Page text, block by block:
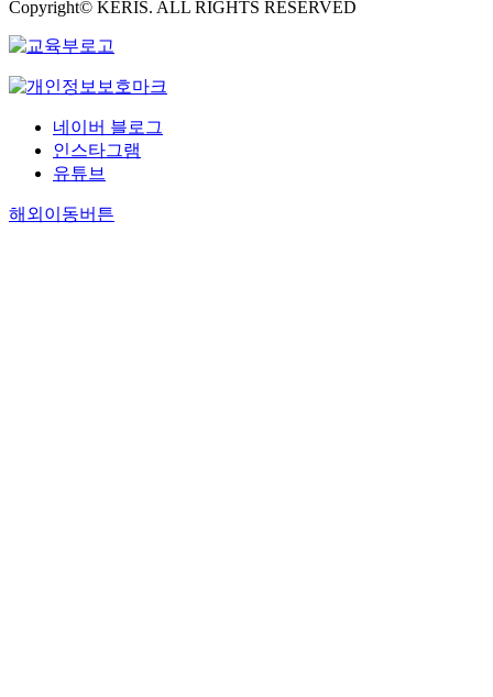
Copyright© KERIS. ALL RIGHTS RESERVED
네이버 블로그
인스타그램
유튜브
해외이동버튼